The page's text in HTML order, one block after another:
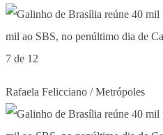
7 de 12
Rafaela Felicciano / Metrópoles